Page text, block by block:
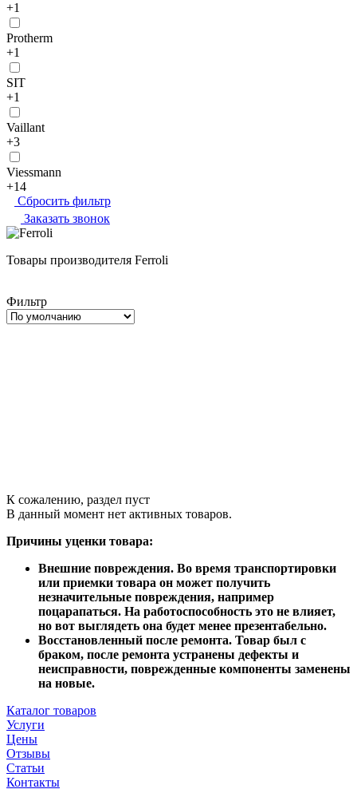
+1
Protherm
+1
SIT
+1
Vaillant
+3
Viessmann
+14
Сбросить фильтр
Заказать звонок
Товары производителя Ferroli
Фильтр
К сожалению, раздел пуст
В данный момент нет активных товаров.
Причины уценки товара:
Внешние повреждения. Во время транспортировки
или приемки товара он может получить
незначительные повреждения, например
поцарапаться. На работоспособность это не влияет,
но вот выглядеть она будет менее презентабельно.
Восстановленный после ремонта. Товар был с
браком, после ремонта устранены дефекты и
неисправности, поврежденные компоненты заменены
на новые.
Каталог товаров
Услуги
Цены
Отзывы
Статьи
Контакты